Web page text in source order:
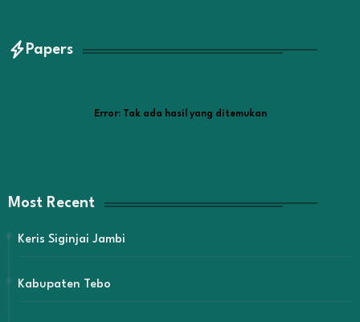
Papers
Error:Tak ada hasil yang ditemukan
Most Recent
Keris Siginjai Jambi
Kabupaten Tebo